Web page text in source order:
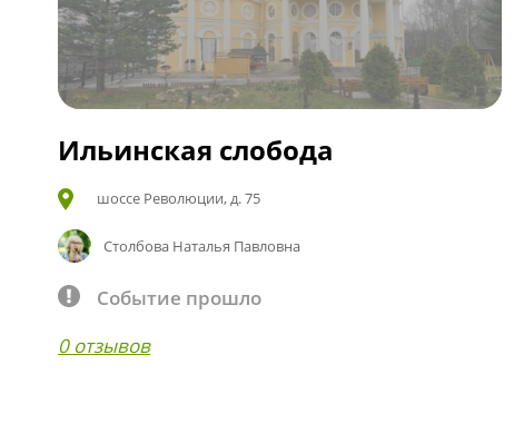
Ильинская слобода
шоссе Революции, д. 75
Столбова Наталья Павловна
Событие прошло
0 отзывов